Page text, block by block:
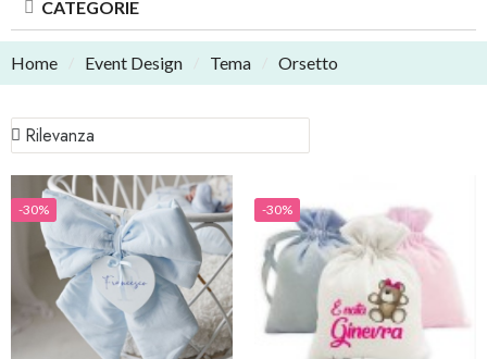
CATEGORIE
Home Event Design Tema Orsetto
-30% -30%